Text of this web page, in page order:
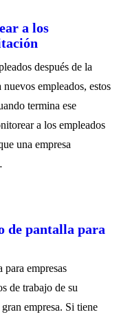
a los
después de la
empleados, estos
termina ese
a los empleados
una empresa
de pantalla para
empresas
de trabajo de su
empresa. Si tiene